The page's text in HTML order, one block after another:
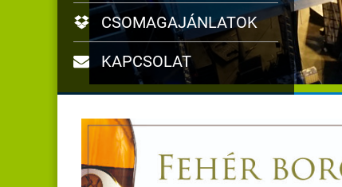
CSOMAGAJÁNLATOK
KAPCSOLAT